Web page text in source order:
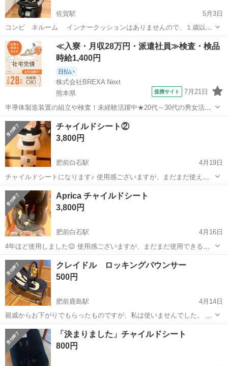
佐賀駅
5月3日
コンビ ネルーム インナークッションはありませんので、１歳以降
かつ9キロ以上のお子様向けです。 クッションと本体は丸洗いしまし
たがとても使用感あります。 セカンドカー用など必要な方にお譲りし
たいです。
佐賀 佐賀市 佐賀駅 ベビー用品 1歳
≪入寮・月収28万円・派遣社員≫検査・検品
時給1,400円
日払い
株式会社BREXA Next
熊本県
提携サイト 7月21日
半導体製造装置の組立や検査！未経験活躍中★20代～30代の男女活躍
中★ワンルーム寮完備！赴任旅費会社負担！マイカー通勤OK！無料駐
車場あり！正社員登用あり！《熊本県菊池郡大津町》 人気の工場のお
仕事 ◇半導体製造装置の組立...
熊本 その他
チャイルドシート②
3,800円
肥前白石駅
4月19日
チャイルドシートになります♪ 使用感ございますが、まだまだ使えま
す😌 大事に使用してくださる方、ご検討お願いいたします☺️
佐賀 杵島郡 ベビー用品
Aprica チャイルドシート
3,800円
肥前白石駅
4月16日
4年ほど使用しました😌 使用感ございますが、まだまだ使用できると
思います。 大事に使ってきたものですので、今後も大切に使っていた
だける方にご購入いただけましたら幸いです。 中古品にご理解いただ
ける方、子育てご準備中の方など...
佐賀 杵島郡 肥前白石駅 ベビー用品 Aprica
クレイドル ロッキングバウンサー
500円
肥前鹿島駅
4月14日
親戚からお下がりでもらったものですが、私は使いませんでした。 比
較的キレイです。 (写真3枚目)ネジカバーが片方外れていますが、使用
には問題ありません。 しかし、そのためかバーの上げ下ろしが少しゆ
るい？感じがします。 中...
佐賀 鹿島市 肥前鹿島駅 ベビー用品 クレイドル
「決まりました」チャイルドシート
800円